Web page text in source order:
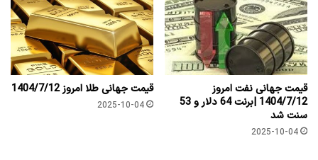
قیمت جهانی نفت امروز
1404/7/12 |برنت 64 دلار و 53
سنت شد
2025-10-04
قیمت جهانی طلا امروز 1404/7/12
2025-10-04